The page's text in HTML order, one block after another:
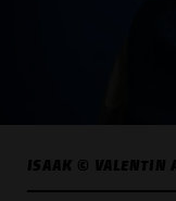
ISAAK © VALENTIN